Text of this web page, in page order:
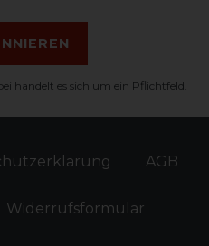
handelt es sich um ein Pflichtfeld.
AGB
Widerrufs­formular